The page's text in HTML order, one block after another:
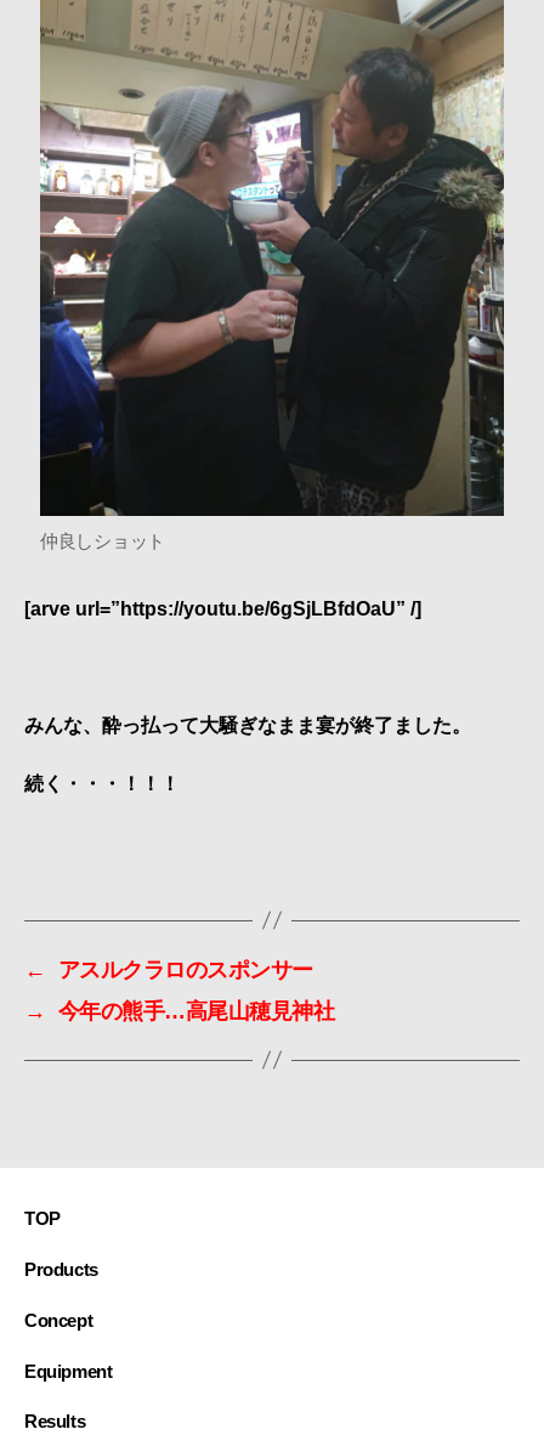
仲良しショット
[arve url=”https://youtu.be/6gSjLBfdOaU” /]
みんな、酔っ払って大騒ぎなまま宴が終了ました。
続く・・・！！！
←
アスルクラロのスポンサー
→
今年の熊手…高尾山穂見神社
TOP
Products
Concept
Equipment
Results